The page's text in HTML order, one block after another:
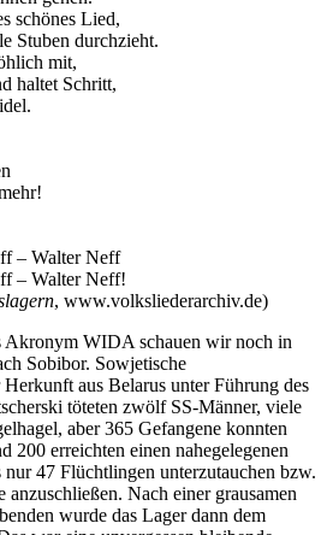
schönes Lied,
Stuben durchzieht.
mit,
haltet Schritt,
– Walter Neff
– Walter Neff!
, www.volksliederarchiv.de)
Akronym WIDA schauen wir noch in
Sobibor. Sowjetische
aus Belarus unter Führung des
töteten zwölf SS-Männer, viele
aber 365 Gefangene konnten
200 erreichten einen nahegelegenen
47 Flüchtlingen unterzutauchen bzw.
anzuschließen. Nach einer grausamen
wurde das Lager dann dem